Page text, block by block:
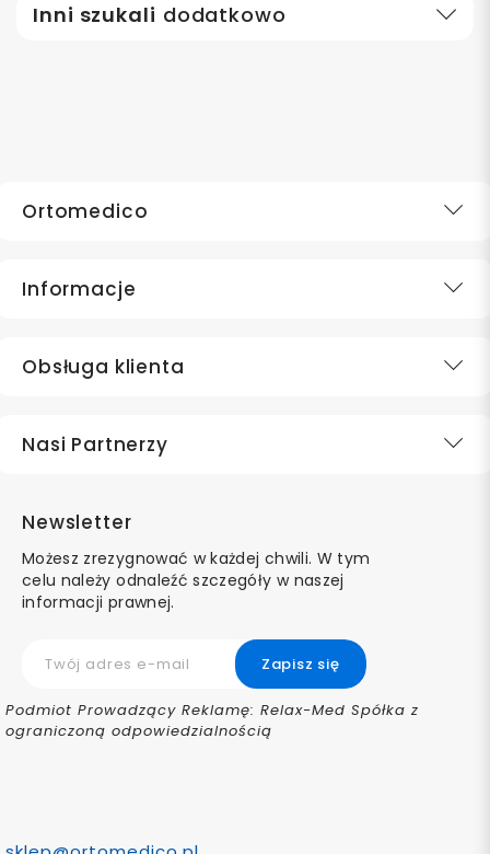
Inni szukali dodatkowo
Ortomedico
Informacje
Obsługa klienta
Nasi Partnerzy
Newsletter
Możesz zrezygnować w każdej chwili. W tym
celu należy odnaleźć szczegóły w naszej
informacji prawnej.
Podmiot Prowadzący Reklamę: Relax-Med Spółka z
ograniczoną odpowiedzialnością